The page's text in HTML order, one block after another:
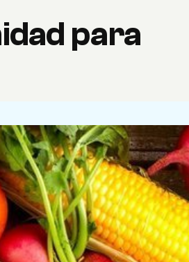
para